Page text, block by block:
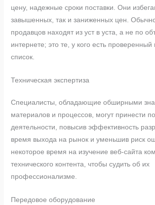
цену, надежные сроки поставки. Они
завышенных, так и заниженных цен.
продавцов находят из уст в уста, а не по
интернете; это те, у кого есть
список.
Техническая экспертиза
Специалисты, обладающие обширными
материалов и процессов, могут принести
деятельности, повысив эффективность
время выхода на рынок и уменьшив риск
некоторое время на изучение веб-сайта
технического контента, чтобы судить об их
профессионализме.
Передовое оборудование